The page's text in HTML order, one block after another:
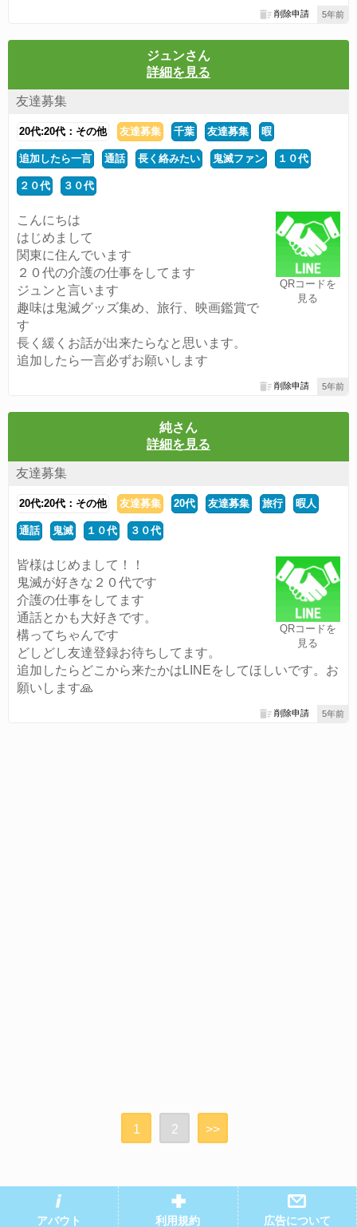
5年前
削除申請
ジュンさん
詳細を見る
友達募集
20代:20代：その他 友達募集 千葉 友達募集 暇
追加したら一言 通話 長く絡みたい 鬼滅ファン １０代
２０代 ３０代
QRコードを
見る
こんにちは
はじめまして
関東に住んでいます
２０代の介護の仕事をしてます
ジュンと言います
趣味は鬼滅グッズ集め、旅行、映画鑑賞で
す
長く緩くお話が出来たらなと思います。
追加したら一言必ずお願いします
5年前
削除申請
純さん
詳細を見る
友達募集
20代:20代：その他 友達募集 20代 友達募集 旅行 暇人
通話 鬼滅 １０代 ３０代
QRコードを
見る
皆様はじめまして！！
鬼滅が好きな２０代です
介護の仕事をしてます
通話とかも大好きです。
構ってちゃんです
どしどし友達登録お待ちしてます。
追加したらどこから来たかはLINEをしてほしいです。お
願いします🙏
5年前
削除申請
1 2 >>
アバウト 利用規約 広告について